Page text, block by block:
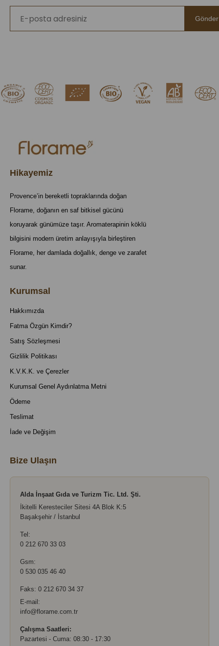
Gönder
Hikayemiz
Provence’in bereketli topraklarında doğan
Florame, doğanın en saf bitkisel gücünü
koruyarak günümüze taşır. Aromaterapinin köklü
bilgisini modern üretim anlayışıyla birleştiren
Florame, her damlada doğallık, denge ve zarafet
sunar.
Kurumsal
Hakkımızda
Fatma Özgün Kimdir?
Satış Sözleşmesi
Gizlilik Politikası
K.V.K.K. ve Çerezler
Kurumsal Genel Aydınlatma Metni
Ödeme
Teslimat
İade ve Değişim
Bize Ulaşın
Alda İnşaat Gıda ve Turizm Tic. Ltd. Şti.
İkitelli Keresteciler Sitesi 4A Blok K:5
Başakşehir / İstanbul
Tel:
0 212 670 33 03
Gsm:
0 530 035 46 40
Faks: 0 212 670 34 37
E-mail:
info@florame.com.tr
Çalışma Saatleri:
Pazartesi - Cuma: 08:30 - 17:30